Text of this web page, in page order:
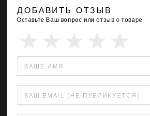
ДОБАВИТЬ ОТЗЫВ
Оставьте Ваш вопрос или отзыв о товаре
ВАШЕ ИМЯ
ВАШ EMAIL (НЕ ПУБЛИКУЕТСЯ)